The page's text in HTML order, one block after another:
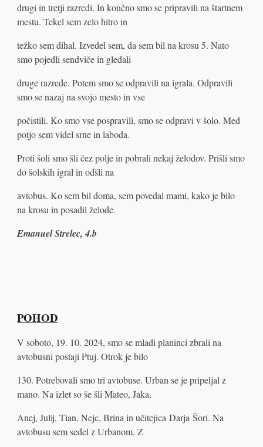
drugi in tretji razredi. In končno smo se pripravili na štartnem
mestu. Tekel sem zelo hitro in
težko sem dihal. Izvedel sem, da sem bil na krosu 5. Nato
smo pojedli sendviče in gledali
druge razrede. Potem smo se odpravili na igrala. Odpravili
smo se nazaj na svojo mesto in vse
počistili. Ko smo vse pospravili, smo se odpravi v šolo. Med
potjo sem videl srne in laboda.
Proti šoli smo šli čez polje in pobrali nekaj želodov. Prišli smo
do šolskih igral in odšli na
avtobus. Ko sem bil doma, sem povedal mami, kako je bilo
na krosu in posadil želode.
Emanuel Strelec, 4.b
POHOD
V soboto, 19. 10. 2024, smo se mladi planinci zbrali na
avtobusni postaji Ptuj. Otrok je bilo
130. Potrebovali smo tri avtobuse. Urban se je pripeljal z
mano. Na izlet so še šli Mateo, Jaka,
Anej, Julij, Tian, Nejc, Brina in učitejica Darja Šori. Na
avtobusu sem sedel z Urbanom. Z